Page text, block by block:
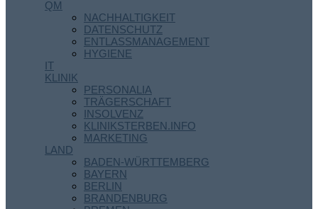
QM
NACHHALTIGKEIT
DATENSCHUTZ
ENTLASSMANAGEMENT
HYGIENE
IT
KLINIK
PERSONALIA
TRÄGERSCHAFT
INSOLVENZ
KLINIKSTERBEN.INFO
MARKETING
LAND
BADEN-WÜRTTEMBERG
BAYERN
BERLIN
BRANDENBURG